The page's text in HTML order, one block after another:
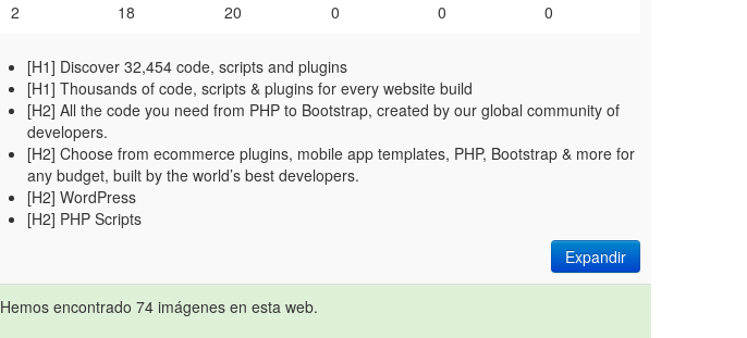
2 18 20 0 0 0
[H1] Discover 32,454 code, scripts and plugins
[H1] Thousands of code, scripts & plugins for every website build
[H2] All the code you need from PHP to Bootstrap, created by our global community of
developers.
[H2] Choose from ecommerce plugins, mobile app templates, PHP, Bootstrap & more for
any budget, built by the world’s best developers.
[H2] WordPress
[H2] PHP Scripts
Expandir
Hemos encontrado 74 imágenes en esta web.